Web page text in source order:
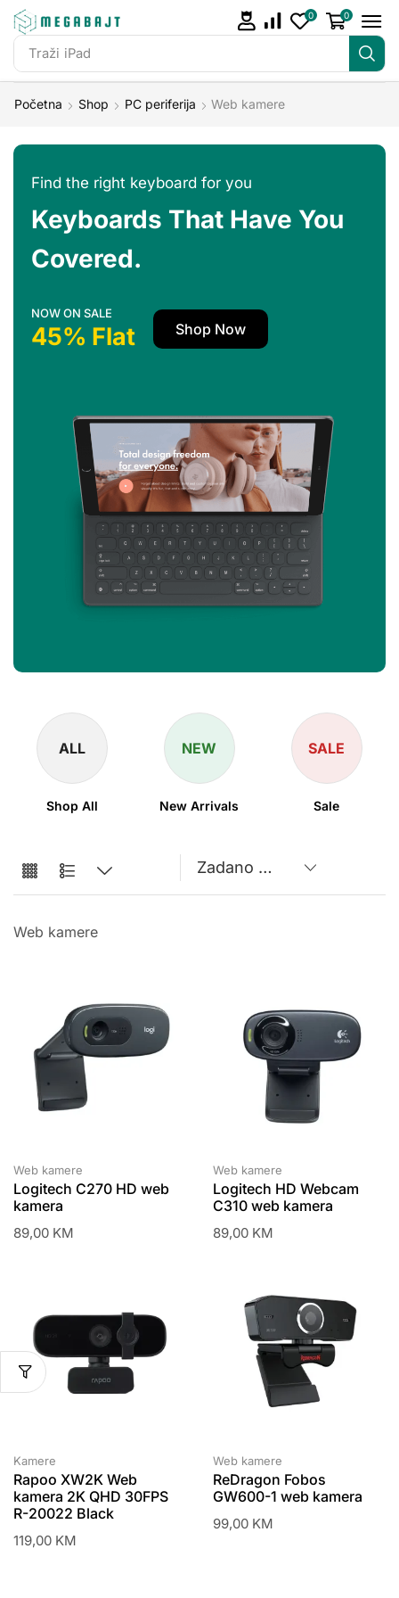
Traži iPad
0 0
Početna Shop PC periferija Web kamere
Find the right keyboard for you
Keyboards That Have You
Covered.
NOW ON SALE
45% Flat Shop Now
ALL
Shop All
NEW
New Arrivals
SALE
Sale
Web kamere
Web kamere
Logitech C270 HD web
kamera
89,00 KM
Web kamere
Logitech HD Webcam
C310 web kamera
89,00 KM
Kamere
Rapoo XW2K Web
kamera 2K QHD 30FPS
R-20022 Black
119,00 KM
Web kamere
ReDragon Fobos
GW600-1 web kamera
99,00 KM